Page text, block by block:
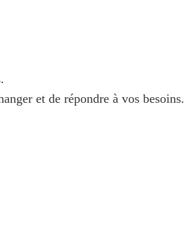
et de répondre à vos besoins.